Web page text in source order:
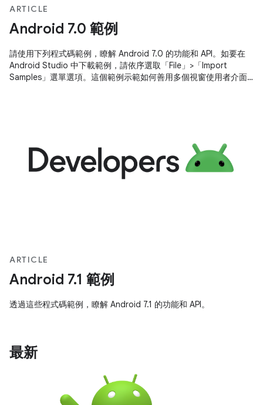
ARTICLE
Android 7.0 範例
請使用下列程式碼範例，瞭解 Android 7.0 的功能和 API。如要在
Android Studio 中下載範例，請依序選取「File」>「Import
Samples」選單選項。這個範例示範如何善用多個視窗使用者介面…
ARTICLE
Android 7.1 範例
透過這些程式碼範例，瞭解 Android 7.1 的功能和 API。
最新